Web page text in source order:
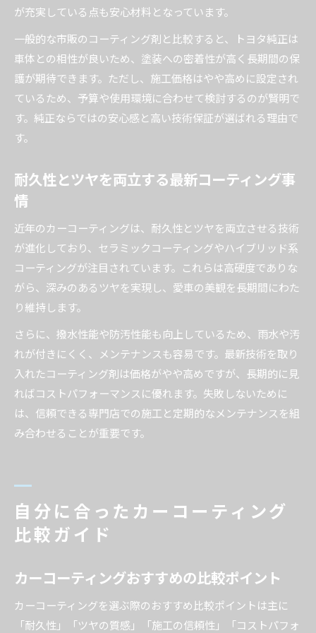
が充実している点も安心材料となっています。
一般的な市販のコーティング剤と比較すると、トヨタ純正は
車体との相性が良いため、塗装への密着性が高く長期間の保
護が期待できます。ただし、施工価格はやや高めに設定され
ているため、予算や使用環境に合わせて検討するのが賢明で
す。純正ならではの安心感と高い技術保証が選ばれる理由で
す。
耐久性とツヤを両立する最新コーティング事
情
近年のカーコーティングは、耐久性とツヤを両立させる技術
が進化しており、セラミックコーティングやハイブリッド系
コーティングが注目されています。これらは高硬度でありな
がら、深みのあるツヤを実現し、愛車の美観を長期間にわた
り維持します。
さらに、撥水性能や防汚性能も向上しているため、雨水や汚
れが付きにくく、メンテナンスも容易です。最新技術を取り
入れたコーティング剤は価格がやや高めですが、長期的に見
ればコストパフォーマンスに優れます。失敗しないために
は、信頼できる専門店での施工と定期的なメンテナンスを組
み合わせることが重要です。
自分に合ったカーコーティング
比較ガイド
カーコーティングおすすめの比較ポイント
カーコーティングを選ぶ際のおすすめ比較ポイントは主に
「耐久性」「ツヤの質感」「施工の信頼性」「コストパフォ